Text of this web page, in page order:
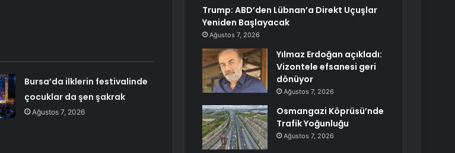
Bursa’da ilklerin festivalinde
çocuklar da şen şakrak
Ağustos 7, 2026
Trump: ABD’den Lübnan’a Direkt Uçuşlar
Yeniden Başlayacak
Ağustos 7, 2026
Yılmaz Erdoğan açıkladı:
Vizontele efsanesi geri
dönüyor
Ağustos 7, 2026
Osmangazi Köprüsü’nde
Trafik Yoğunluğu
Ağustos 7, 2026